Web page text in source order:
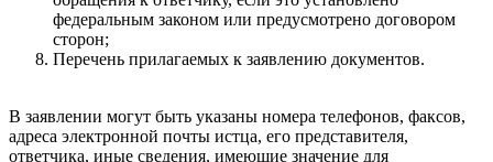
федеральным законом или предусмотрено договором
сторон;
Перечень прилагаемых к заявлению документов.
В заявлении могут быть указаны номера телефонов, факсов,
адреса электронной почты истца, его представителя,
ответчика, иные сведения, имеющие значение для